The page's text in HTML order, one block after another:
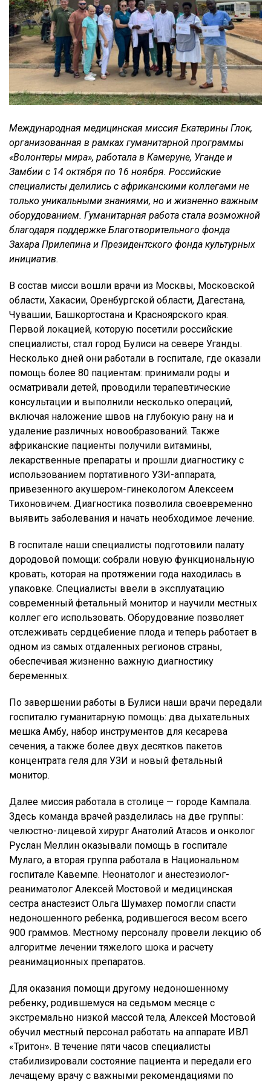
Международная медицинская миссия Екатерины Глок,
организованная в рамках гуманитарной программы
«Волонтеры мира», работала в Камеруне, Уганде и
Замбии с 14 октября по 16 ноября. Российские
специалисты делились с африканскими коллегами не
только уникальными знаниями, но и жизненно важным
оборудованием. Гуманитарная работа стала возможной
благодаря поддержке Благотворительного фонда
Захара Прилепина и Президентского фонда культурных
инициатив.
В состав мисси вошли врачи из Москвы, Московской
области, Хакасии, Оренбургской области, Дагестана,
Чувашии, Башкортостана и Красноярского края.
Первой локацией, которую посетили российские
специалисты, стал город Булиси на севере Уганды.
Несколько дней они работали в госпитале, где оказали
помощь более 80 пациентам: принимали роды и
осматривали детей, проводили терапевтические
консультации и выполнили несколько операций,
включая наложение швов на глубокую рану на и
удаление различных новообразований. Также
африканские пациенты получили витамины,
лекарственные препараты и прошли диагностику с
использованием портативного УЗИ-аппарата,
привезенного акушером-гинекологом Алексеем
Тихоновичем. Диагностика позволила своевременно
выявить заболевания и начать необходимое лечение.
В госпитале наши специалисты подготовили палату
дородовой помощи: собрали новую функциональную
кровать, которая на протяжении года находилась в
упаковке. Специалисты ввели в эксплуатацию
современный фетальный монитор и научили местных
коллег его использовать. Оборудование позволяет
отслеживать сердцебиение плода и теперь работает в
одном из самых отдаленных регионов страны,
обеспечивая жизненно важную диагностику
беременных.
По завершении работы в Булиси наши врачи передали
госпиталю гуманитарную помощь: два дыхательных
мешка Амбу, набор инструментов для кесарева
сечения, а также более двух десятков пакетов
концентрата геля для УЗИ и новый фетальный
монитор.
Далее миссия работала в столице — городе Кампала.
Здесь команда врачей разделилась на две группы:
челюстно-лицевой хирург Анатолий Атасов и онколог
Руслан Меллин оказывали помощь в госпитале
Мулаго, а вторая группа работала в Национальном
госпитале Кавемпе. Неонатолог и анестезиолог-
реаниматолог Алексей Мостовой и медицинская
сестра анастезист Ольга Шумахер помогли спасти
недоношенного ребенка, родившегося весом всего
900 граммов. Местному персоналу провели лекцию об
алгоритме лечении тяжелого шока и расчету
реанимационных препаратов.
Для оказания помощи другому недоношенному
ребенку, родившемуся на седьмом месяце с
экстремально низкой массой тела, Алексей Мостовой
обучил местный персонал работать на аппарате ИВЛ
«Тритон». В течение пяти часов специалисты
стабилизировали состояние пациента и передали его
лечащему врачу с важными рекомендациями по